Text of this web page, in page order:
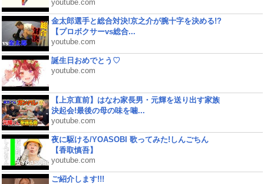
youtube.com
金太郎選手と総合対決!京之介が腕十字を決める!?
【プロボクサーvs総合...
youtube.com
誕生日おめでとう♡
youtube.com
【上京直前】はなわ家長男・元輝を送り出す家族
決起会!最後の母の味を噛...
youtube.com
夜に駆ける/YOASOBI 歌ってみた!しんごちん
【香取慎吾】
youtube.com
ご紹介します!!!